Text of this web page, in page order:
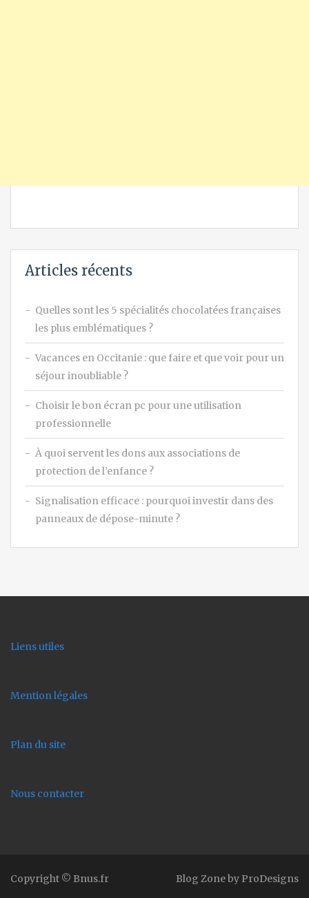
Articles récents
Quelles sont les 5 spécialités chocolatées françaises
les plus emblématiques ?
Vacances en Occitanie : que faire et que voir pour un
séjour inoubliable ?
Choisir le bon écran pc pour une utilisation
professionnelle
À quoi servent les dons aux associations de
protection de l’enfance ?
Signalisation efficace : pourquoi investir dans des
panneaux de dépose-minute ?
Liens utiles
Mention légales
Plan du site
Nous contacter
Copyright © Bnus.fr Blog Zone by ProDesigns